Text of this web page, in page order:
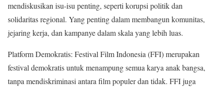
mendiskusikan isu-isu penting, seperti korupsi politik dan
solidaritas regional. Yang penting dalam membangun komunitas,
jejaring kerja, dan kampanye dalam skala yang lebih luas.
Platform Demokratis: Festival Film Indonesia (FFI) merupakan
festival demokratis untuk menampung semua karya anak bangsa,
tanpa mendiskriminasi antara film populer dan tidak. FFI juga